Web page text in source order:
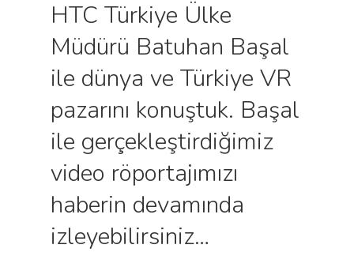
HTC Türkiye Ülke
Müdürü Batuhan Başal
ile dünya ve Türkiye VR
pazarını konuştuk. Başal
ile gerçekleştirdiğimiz
video röportajımızı
haberin devamında
izleyebilirsiniz…